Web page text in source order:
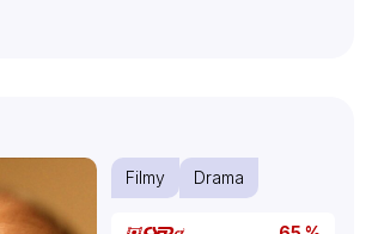
Filmy Drama